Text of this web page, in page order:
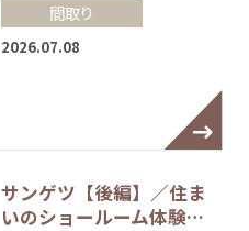
間取り
2026.07.08
サンゲツ【後編】／住ま
いのショールーム体験…